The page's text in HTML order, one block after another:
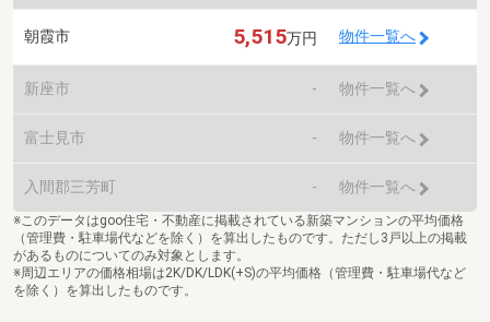
朝霞市 5,515万円 物件一覧へ
新座市 - 物件一覧へ
富士見市 - 物件一覧へ
入間郡三芳町 - 物件一覧へ
※このデータはgoo住宅・不動産に掲載されている新築マンションの平均価格
（管理費・駐車場代などを除く）を算出したものです。ただし3戸以上の掲載
があるものについてのみ対象とします。
※周辺エリアの価格相場は2K/DK/LDK(+S)の平均価格（管理費・駐車場代など
を除く）を算出したものです。